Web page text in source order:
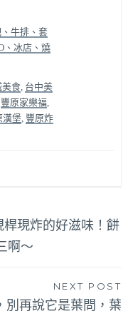
牛排、套
、冰店、燒
美食, 台中美
豐原家樂福,
漢堡
豐原炸
現炸的好滋味！餅
啊～
NEXT POST
別再說它是葉問，葉